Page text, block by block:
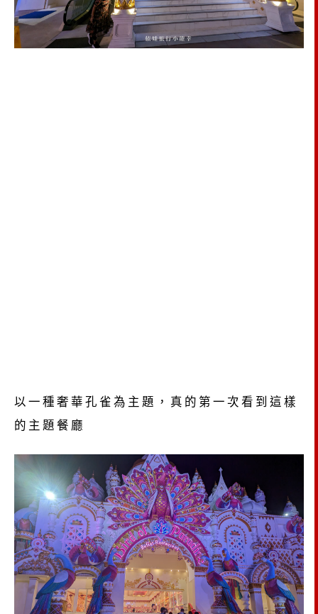
以一種奢華孔雀為主題，真的第一次看到這樣
的主題餐廳